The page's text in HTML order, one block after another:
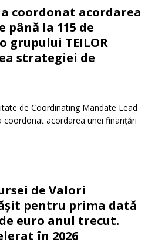
coordonat acordarea
la 115 de
grupului TEILOR
strategiei de
de Coordinating Mandate Lead
coordonat acordarea unei finanțări
de Valori
pentru prima dată
euro anul trecut.
în 2026